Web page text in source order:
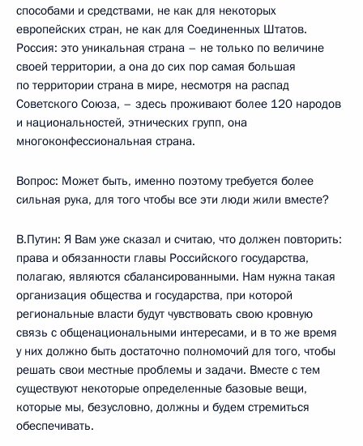
способами и средствами, не как для некоторых
европейских стран, не как для Соединенных Штатов.
Россия: это уникальная страна – не только по величине
своей территории, а она до сих пор самая большая
по территории страна в мире, несмотря на распад
Советского Союза, – здесь проживают более 120 народов
и национальностей, этнических групп, она
многоконфессиональная страна.
Вопрос: Может быть, именно поэтому требуется более
сильная рука, для того чтобы все эти люди жили вместе?
В.Путин: Я Вам уже сказал и считаю, что должен повторить:
права и обязанности главы Российского государства,
полагаю, являются сбалансированными. Нам нужна такая
организация общества и государства, при которой
региональные власти будут чувствовать свою кровную
связь с общенациональными интересами, и в то же время
у них должно быть достаточно полномочий для того, чтобы
решать свои местные проблемы и задачи. Вместе с тем
существуют некоторые определенные базовые вещи,
которые мы, безусловно, должны и будем стремиться
обеспечивать.